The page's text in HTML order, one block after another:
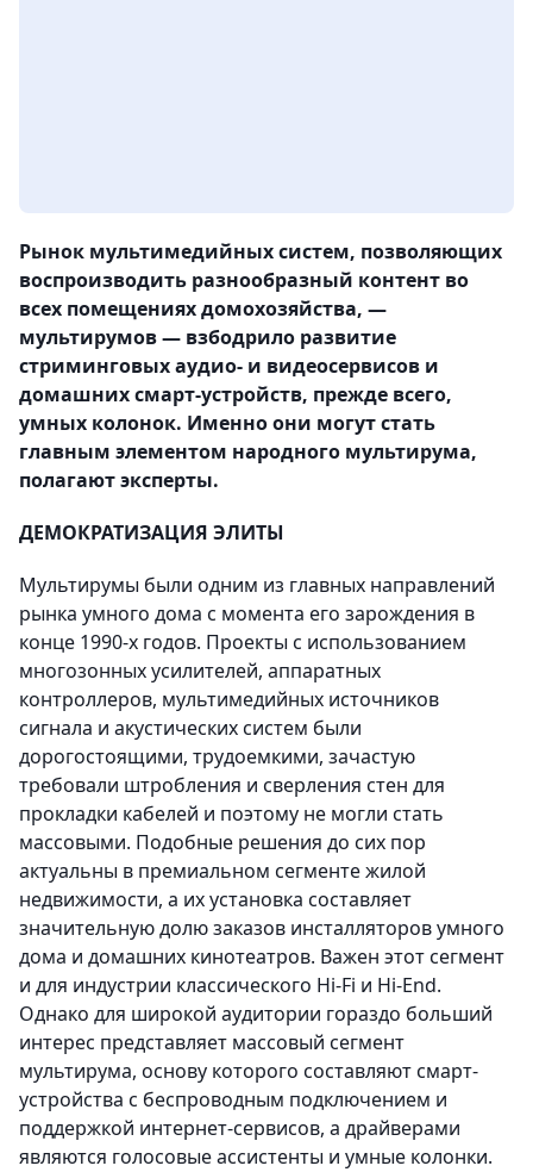
Рынок мультимедийных систем, позволяющих
воспроизводить разнообразный контент во
всех помещениях домохозяйства, —
мультирумов — взбодрило развитие
стриминговых аудио- и видеосервисов и
домашних смарт-устройств, прежде всего,
умных колонок. Именно они могут стать
главным элементом народного мультирума,
полагают эксперты.
ДЕМОКРАТИЗАЦИЯ ЭЛИТЫ
Мультирумы были одним из главных направлений
рынка умного дома с момента его зарождения в
конце 1990-х годов. Проекты с использованием
многозонных усилителей, аппаратных
контроллеров, мультимедийных источников
сигнала и акустических систем были
дорогостоящими, трудоемкими, зачастую
требовали штробления и сверления стен для
прокладки кабелей и поэтому не могли стать
массовыми. Подобные решения до сих пор
актуальны в премиальном сегменте жилой
недвижимости, а их установка составляет
значительную долю заказов инсталляторов умного
дома и домашних кинотеатров. Важен этот сегмент
и для индустрии классического Hi-Fi и Hi-End.
Однако для широкой аудитории гораздо больший
интерес представляет массовый сегмент
мультирума, основу которого составляют смарт-
устройства с беспроводным подключением и
поддержкой интернет-сервисов, а драйверами
являются голосовые ассистенты и умные колонки.